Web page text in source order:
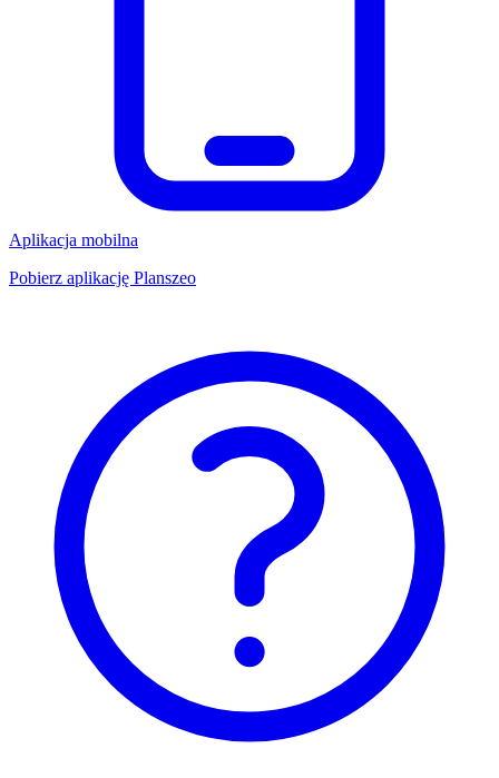
Aplikacja mobilna
Pobierz aplikację Planszeo